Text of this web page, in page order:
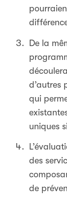
De la
d’autres
qui
uniques
des
de